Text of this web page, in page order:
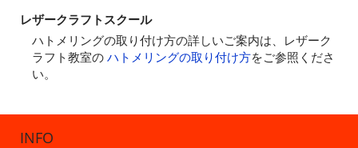
レザークラフトスクール
ハトメリングの取り付け方の詳しいご案内は、レザーク
ラフト教室の ハトメリングの取り付け方をご参照くださ
い。
INFO